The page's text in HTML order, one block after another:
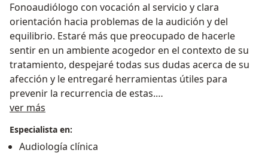
Fonoaudiólogo con vocación al servicio y clara
orientación hacia problemas de la audición y del
equilibrio. Estaré más que preocupado de hacerle
sentir en un ambiente acogedor en el contexto de su
tratamiento, despejaré todas sus dudas acerca de su
afección y le entregaré herramientas útiles para
prevenir la recurrencia de estas.
la Audiología a compañeros y alumos de semestres
superiores, mi trayectoria haciendo lavados de oídos
ver más
Especialista en:
Audiología clínica